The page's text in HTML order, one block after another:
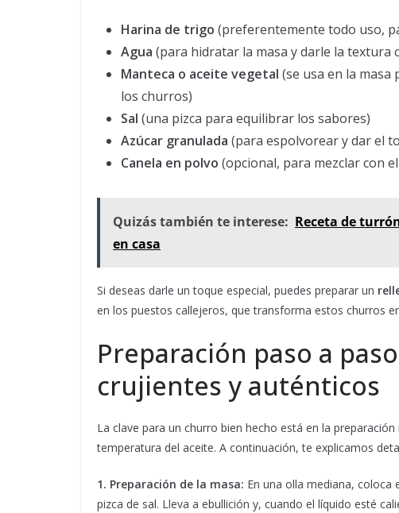
Harina de trigo (preferentemente todo uso,
Agua (para hidratar la masa y darle la textura
Manteca o aceite vegetal (se usa en la
los churros)
Sal (una pizca para equilibrar los sabores)
Azúcar granulada (para espolvorear y dar el
Canela en polvo (opcional, para mezclar con
Quizás también te interese: Receta de
en casa
Si deseas darle un toque especial, puedes preparar un
en los puestos callejeros, que transforma estos churros
Preparación paso a
crujientes y auténticos
La clave para un churro bien hecho está en la
temperatura del aceite. A continuación, te explicamos
1. Preparación de la masa: En una olla mediana,
pizca de sal. Lleva a ebullición y, cuando el líquido esté